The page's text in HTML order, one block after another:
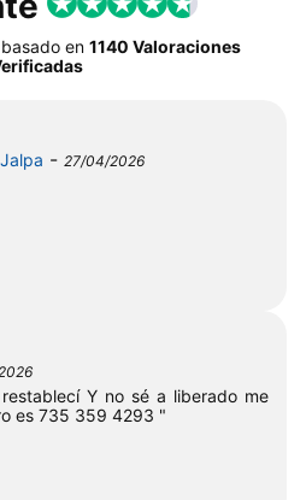
basado en 1140 Valoraciones
- 27/04/2026
Y no sé a liberado me
es 735 359 4293 "